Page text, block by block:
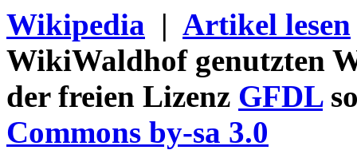
Wikipedia | Artikel lesen
WikiWaldhof genutzten
der freien Lizenz GFDL
Commons by-sa 3.0